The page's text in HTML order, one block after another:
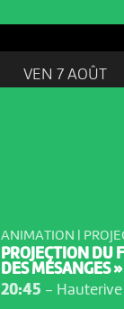
VEN 7 AOÛT
ANIMATION |
PROJECTION DU
DES MÉSANGES »
20:45 - Hauterive